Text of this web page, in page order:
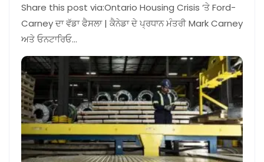
Share this post via:Ontario Housing Crisis ‘ਤੇ Ford-
Carney ਦਾ ਵੱਡਾ ਫੈਸਲਾ | ਕੈਨੇਡਾ ਦੇ ਪ੍ਰਧਾਨ ਮੰਤਰੀ Mark Carney
ਅਤੇ ਓਨਟਾਰਿਓ…